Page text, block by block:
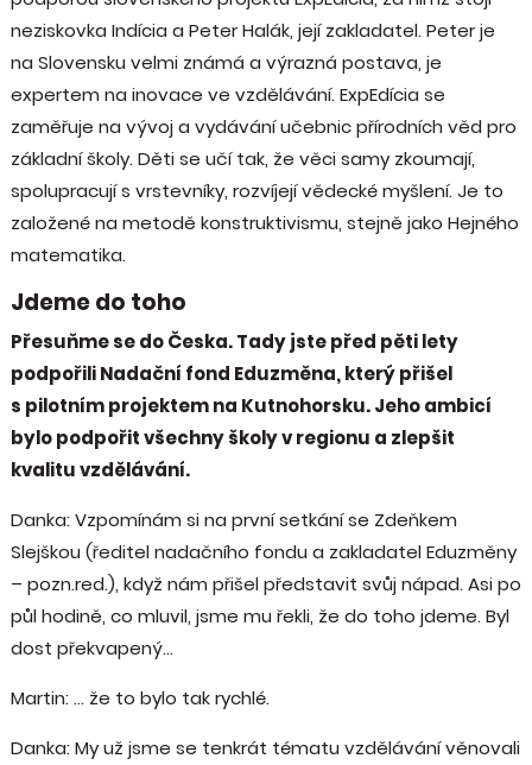
neziskovka Indícia a Peter Halák, její zakladatel. Peter je
na Slovensku velmi známá a výrazná postava, je
expertem na inovace ve vzdělávání. ExpEdícia se
zaměřuje na vývoj a vydávání učebnic přírodních věd pro
základní školy. Děti se učí tak, že věci samy zkoumají,
spolupracují s vrstevníky, rozvíjejí vědecké myšlení. Je to
založené na metodě konstruktivismu, stejně jako Hejného
matematika.
Jdeme do toho
Přesuňme se do Česka. Tady jste před pěti lety
podpořili Nadační fond Eduzměna, který přišel
s pilotním projektem na Kutnohorsku. Jeho ambicí
bylo podpořit všechny školy v regionu a zlepšit
kvalitu vzdělávání.
Danka: Vzpomínám si na první setkání se Zdeňkem
Slejškou (ředitel nadačního fondu a zakladatel Eduzměny
– pozn.red.), když nám přišel představit svůj nápad. Asi po
půl hodině, co mluvil, jsme mu řekli, že do toho jdeme. Byl
dost překvapený…
Martin: … že to bylo tak rychlé.
Danka: My už jsme se tenkrát tématu vzdělávání věnovali